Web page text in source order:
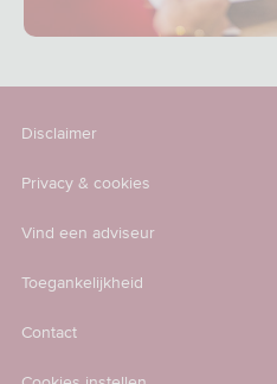
Disclaimer
Privacy & cookies
Vind een adviseur
Toegankelijkheid
Contact